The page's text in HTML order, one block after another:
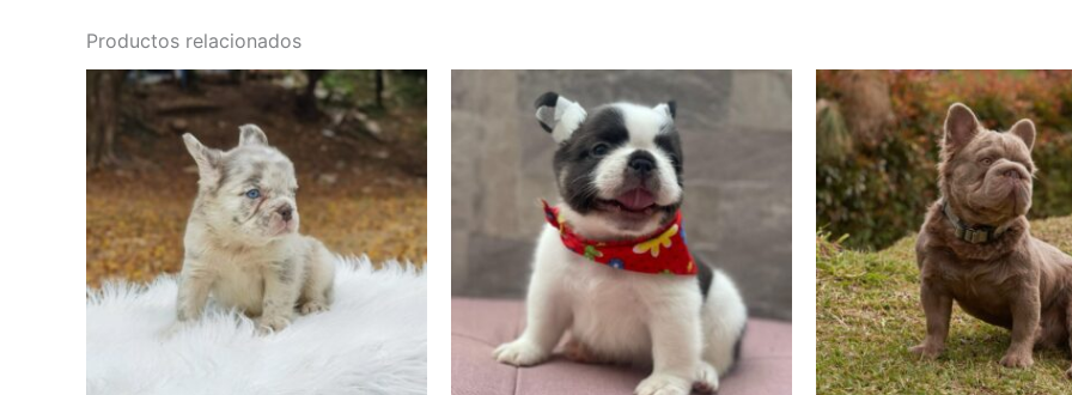
Productos relacionados